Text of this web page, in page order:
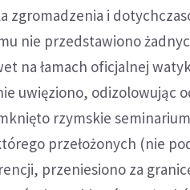
zgromadzenia i
nie przedstawiono
na łamach oficjalnej
uwięziono, odizolowując
rzymskie
przełożonych (nie
przeniesiono za